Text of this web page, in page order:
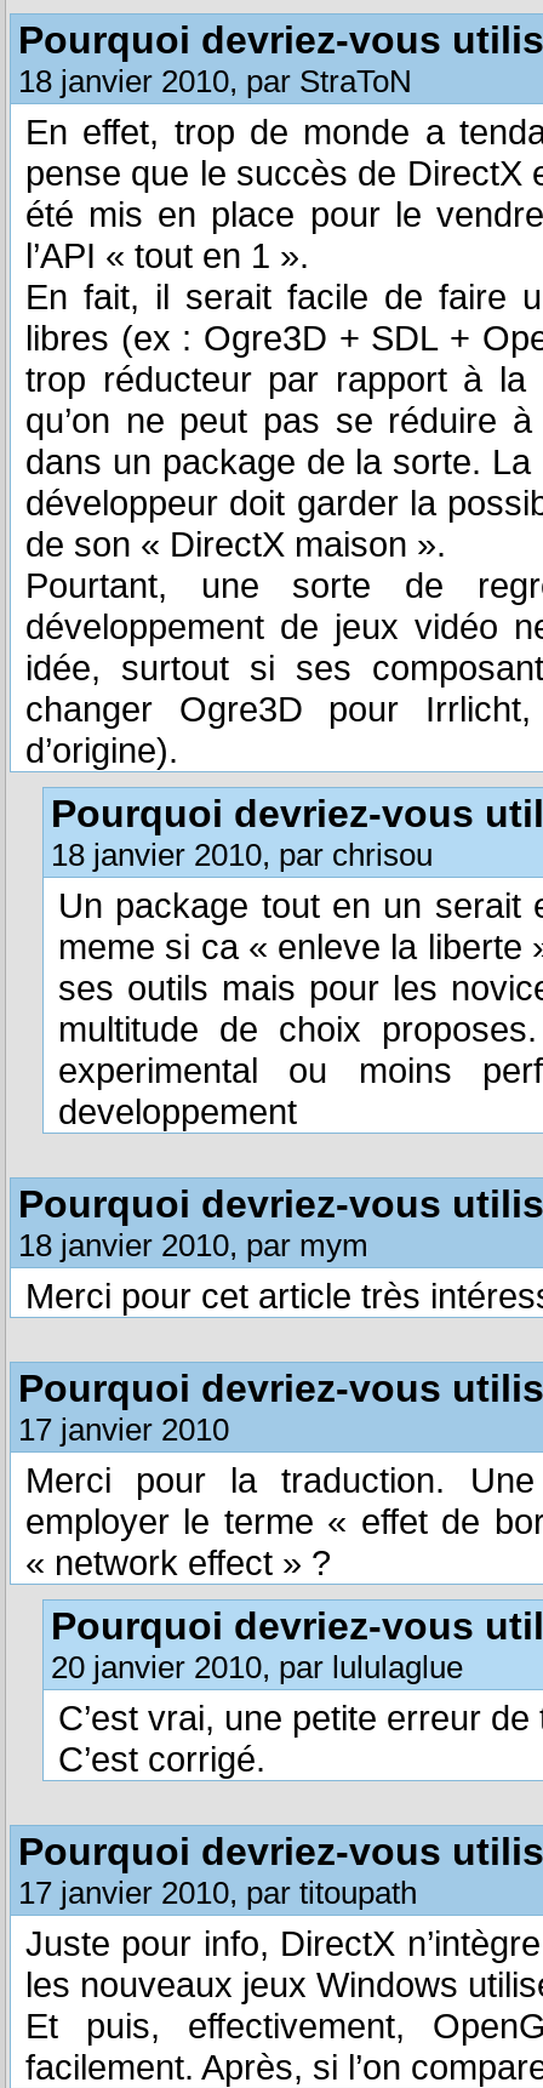
Pourquoi devriez-vous
18 janvier 2010, par StraToN
En effet, trop de monde a
pense que le succès de DirectX
été mis en place pour le
l’API « tout en 1 ».
En fait, il serait facile de faire
libres (ex : Ogre3D + SDL +
trop réducteur par rapport à
qu’on ne peut pas se réduire
dans un package de la sorte.
développeur doit garder la
de son « DirectX maison ».
Pourtant, une sorte de
développement de jeux vidéo
idée, surtout si ses
changer Ogre3D pour
d’origine).
Pourquoi devriez-vous
18 janvier 2010, par chrisou
Un package tout en un serait
meme si ca « enleve la
ses outils mais pour les
multitude de choix
experimental ou moins
developpement
Pourquoi devriez-vous
18 janvier 2010, par mym
Merci pour cet article très
Pourquoi devriez-vous
17 janvier 2010
Merci pour la traduction.
employer le terme « effet de
« network effect » ?
Pourquoi devriez-vous
20 janvier 2010, par lululaglue
C’est vrai, une petite erreur
C’est corrigé.
Pourquoi devriez-vous
17 janvier 2010, par titoupath
Juste pour info, DirectX
les nouveaux jeux Windows
Et puis, effectivement,
facilement. Après, si l’on